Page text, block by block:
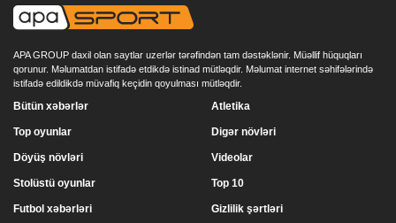
APA GROUP daxil olan saytlar uzerlər tərəfindən tam dəstəklənir. Müəllif hüquqları
qorunur. Məlumatdan istifadə etdikdə istinad mütləqdir. Məlumat internet səhifələrində
istifadə edildikdə müvafiq keçidin qoyulması mütləqdir.
Bütün xəbərlər
Top oyunlar
Döyüş növləri
Stolüstü oyunlar
Atletika
Digər növləri
Videolar
Top 10
Futbol xəbərləri Gizlilik şərtləri